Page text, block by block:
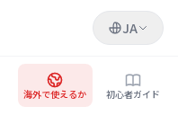
JA
海外で使えるか 初心者ガイド